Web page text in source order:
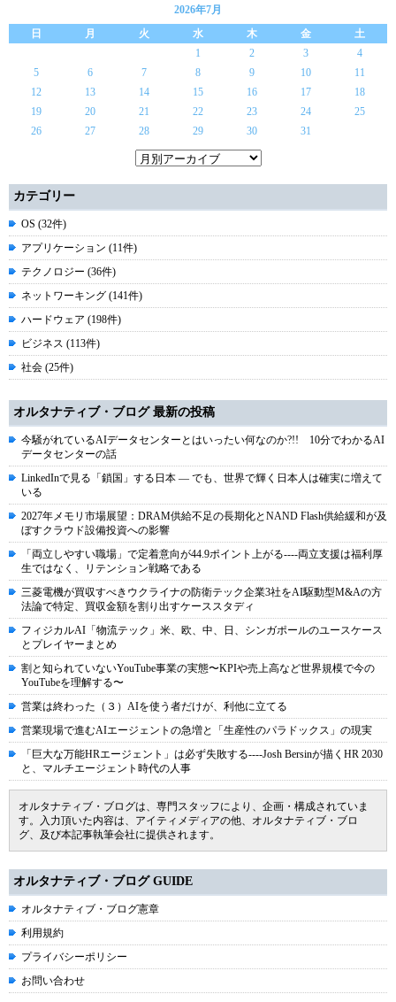
2026年7月
日
月 火 水 木 金
土
1
2 3
4
5
6 7 8 9 10
11
12
13 14 15 16 17
18
19
20 21 22 23 24
25
26
27 28 29 30 31
カテゴリー
OS (32件)
アプリケーション (11件)
テクノロジー (36件)
ネットワーキング (141件)
ハードウェア (198件)
ビジネス (113件)
社会 (25件)
オルタナティブ・ブログ 最新の投稿
今騒がれているAIデータセンターとはいったい何なのか?!! 10分でわかるAI
データセンターの話
LinkedInで見る「鎖国」する日本 ― でも、世界で輝く日本人は確実に増えて
いる
2027年メモリ市場展望：DRAM供給不足の長期化とNAND Flash供給緩和が及
ぼすクラウド設備投資への影響
「両立しやすい職場」で定着意向が44.9ポイント上がる----両立支援は福利厚
生ではなく、リテンション戦略である
三菱電機が買収すべきウクライナの防衛テック企業3社をAI駆動型M&Aの方
法論で特定、買収金額を割り出すケーススタディ
フィジカルAI「物流テック」米、欧、中、日、シンガポールのユースケース
とプレイヤーまとめ
割と知られていないYouTube事業の実態〜KPIや売上高など世界規模で今の
YouTubeを理解する〜
営業は終わった（３）AIを使う者だけが、利他に立てる
営業現場で進むAIエージェントの急増と「生産性のパラドックス」の現実
「巨大な万能HRエージェント」は必ず失敗する----Josh Bersinが描くHR 2030
と、マルチエージェント時代の人事
オルタナティブ・ブログは、専門スタッフにより、企画・構成されていま
す。入力頂いた内容は、アイティメディアの他、オルタナティブ・ブロ
グ、及び本記事執筆会社に提供されます。
オルタナティブ・ブログ GUIDE
オルタナティブ・ブログ憲章
利用規約
プライバシーポリシー
お問い合わせ